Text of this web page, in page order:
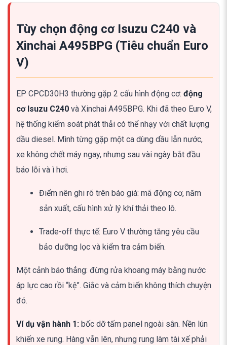
Tùy chọn động cơ Isuzu C240 và
Xinchai A495BPG (Tiêu chuẩn Euro
V)
EP CPCD30H3 thường gặp 2 cấu hình động cơ: động
cơ Isuzu C240 và Xinchai A495BPG. Khi đã theo Euro V,
hệ thống kiểm soát phát thải có thể nhạy với chất lượng
dầu diesel. Mình từng gặp một ca dùng dầu lẫn nước,
xe không chết máy ngay, nhưng sau vài ngày bắt đầu
báo lỗi và ì hơi.
Điểm nên ghi rõ trên báo giá: mã động cơ, năm
sản xuất, cấu hình xử lý khí thải theo lô.
Trade-off thực tế: Euro V thường tăng yêu cầu
bảo dưỡng lọc và kiểm tra cảm biến.
Một cảnh báo thẳng: đừng rửa khoang máy bằng nước
áp lực cao rồi “kệ”. Giắc và cảm biến không thích chuyện
đó.
Ví dụ vận hành 1: bốc dỡ tấm panel ngoài sân. Nền lún
khiến xe rung. Hàng vẫn lên, nhưng rung làm tài xế phải